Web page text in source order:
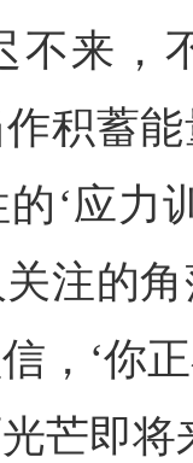
不来，
积蓄
‘应力
注的
，‘你
芒即将